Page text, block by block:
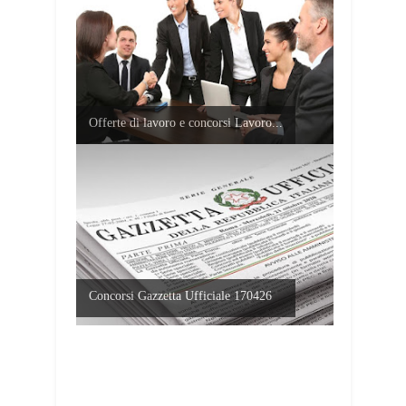
Offerte di lavoro e concorsi Lavoro...
Concorsi Gazzetta Ufficiale 170426